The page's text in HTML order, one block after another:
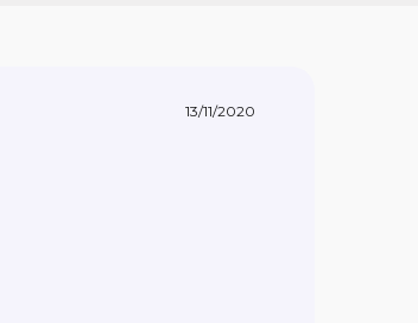
13/11/2020